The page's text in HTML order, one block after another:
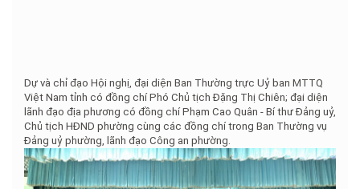
Dự và chỉ đạo Hội nghị, đại diện Ban Thường trực Uỷ ban MTTQ
Việt Nam tỉnh có đồng chí Phó Chủ tịch Đặng Thị Chiên; đại diện
lãnh đạo địa phương có đồng chí Phạm Cao Quân - Bí thư Đảng uỷ,
Chủ tịch HĐND phường cùng các đồng chí trong Ban Thường vụ
Đảng uỷ phường, lãnh đạo Công an phường.